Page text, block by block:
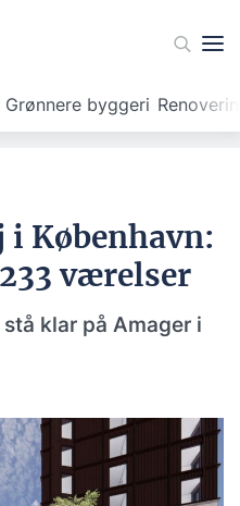
Grønnere byggeri
i København:
værelser
klar på Amager i